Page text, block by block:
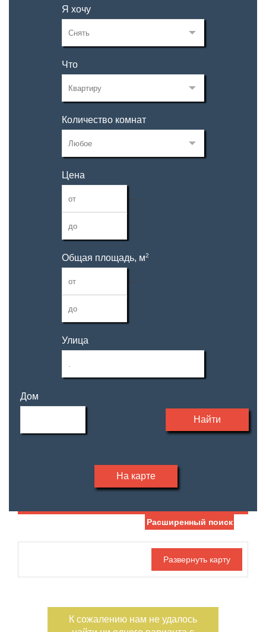
Я хочу
Что
Количество комнат
Цена
—
Общая площадь, м2
—
Улица
Дом
Найти
На карте
Жилая площадь
—
Площадь кухни
Этаж
Расширенный поиск
К сожалению нам не удалось